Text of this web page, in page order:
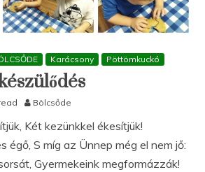
Karácsony Pöttömkuckó
Bölcsőde
Két kezünkkel ékesítjük!
égő, S míg az Ünnep még el nem jő:
Gyermekeink megformázzák!